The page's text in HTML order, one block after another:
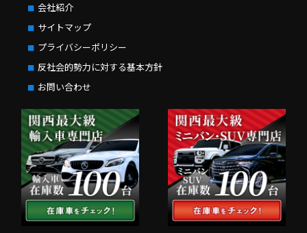
会社紹介
サイトマップ
プライバシーポリシー
反社会的勢力に対する基本方針
お問い合わせ